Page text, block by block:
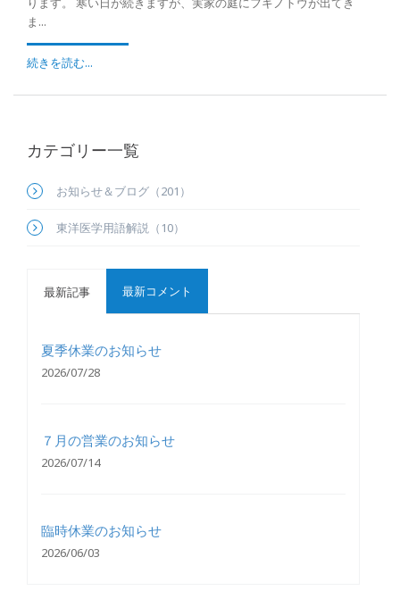
ま...
続きを読む...
カテゴリー一覧
お知らせ＆ブログ（201）
東洋医学用語解説（10）
最新記事 最新コメント
夏季休業のお知らせ
2026/07/28
７月の営業のお知らせ
2026/07/14
臨時休業のお知らせ
2026/06/03